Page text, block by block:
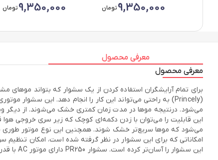
9,350,000تومان 9,350,000تومان
معرفی محصول
معرفی محصول
می‌شود که موها سریع‌تر خشک شوند. همچنین این نوع موتور طوری
امکاناتی که برای این سشوار در نظر گرفته شده است، امکان
این سشوار را آسان‌تر کرده است. سشوار PR250 دارای موتور AC با قدرت 2400 وات، قابلیت تولید هوای سرد و امکان تنظیم سرعت و قدرت هوای خروجی است.